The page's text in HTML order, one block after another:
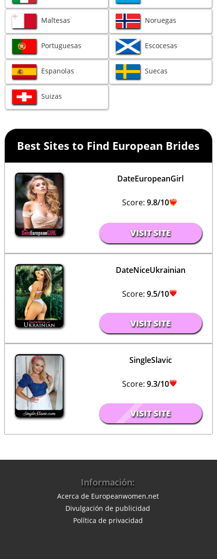
Maltesas Noruegas
Portuguesas Escocesas
Espanolas Suecas
Suizas
Best Sites to Find European Brides
DateEuropeanGirl
Score: 9.8/10
VISIT SITE
DateNiceUkrainian
Score: 9.5/10
VISIT SITE
SingleSlavic
Score: 9.3/10
VISIT SITE
Información:
Acerca de Europeanwomen.net
Divulgación de publicidad
Política de privacidad